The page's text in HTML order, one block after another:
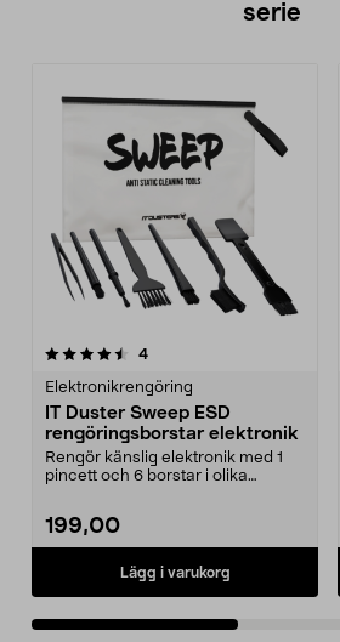
serie
4recensioner
Elektronikrengöring
IT Duster Sweep ESD
rengöringsborstar elektronik
Rengör känslig elektronik med 1
pincett och 6 borstar i olika
199,00
Lägg i varukorg
1.0av 5 stjärnor